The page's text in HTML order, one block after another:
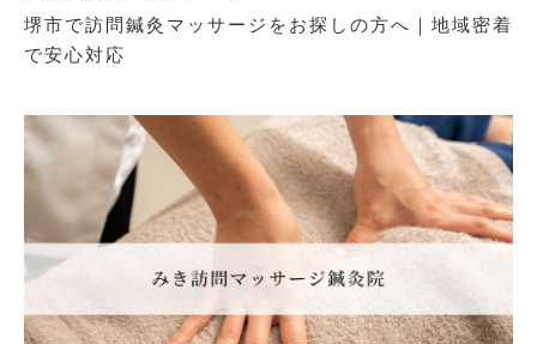
堺市で訪問鍼灸マッサージをお探しの方へ｜地域密着
で安心対応